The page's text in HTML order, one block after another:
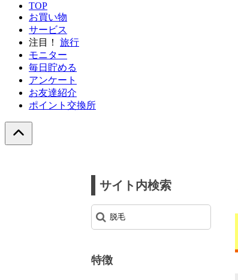
TOP
お買い物
サービス
注目！
旅行
モニター
毎日貯める
アンケート
お友達紹介
ポイント交換所
サイト内検索
特徴